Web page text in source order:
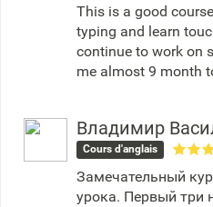
This is a good
typing and learn
continue to work on
me almost 9 month
Владимир
Cours d'anglais
Замечательный
урока. Первый три